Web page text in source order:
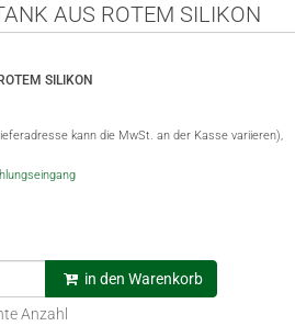
AUS ROTEM SILIKON
SILIKON
kann die MwSt. an der Kasse variieren),
in den Warenkorb
Anzahl